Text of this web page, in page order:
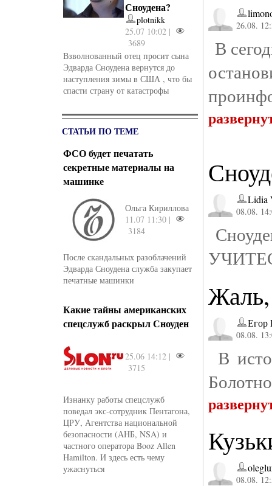
Сноудена?
plotnikk
25.07 10:02 |
3689
Взволнованный отец просит сына
Эдварда Сноудена вернутся до
наступления зимы в США , что бы
спасти страну от катастрофы
СТАТЬИ ПО ТЕМЕ
ФСО будет печатать
секретные материалы на
машинке
Ольга Кириллова
11.07 11:30 |
3184
После скандальных разоблачений
Эдварда Сноудена служба закупает
печатные машинки
Какие тайны американских
спецслужб раскрыл Сноуден
25.06 14:12 |
3715
Изнанку работы спецслужб
поведал экс-сотрудник Пентагона,
ЦРУ, Агентства национальной
безопасности (АНБ, NSA) и
частного оператора Booz Allen
Hamilton. И здесь есть чему
ужаснуться
26.08.
В
Lidia
08.08.
Жаль,
Егор
08.08.
В
08.08.